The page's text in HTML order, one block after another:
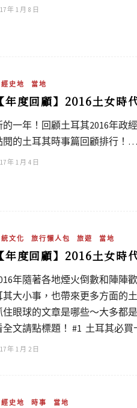
年 1 月 8 日
史地 當地
年度回顧】2016土女時
的一年！回顧土耳其2016年政
閱的土耳其時事篇回顧排行！…
年 1 月 4 日
文化 旅行懶人包 旅遊 當地
年度回顧】2016土女時
年隨著各地煙火倒數和陣陣
其大小事，也帶來更多方面的
住眼球的文章是哪些～大多
全文請點標題！ #1 土耳其必
年 1 月 2 日
史地 時事 當地